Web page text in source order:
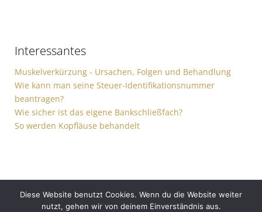
Interessantes
Muskelverkürzung - Ursachen, Folgen und Behandlung
Wie kann man seine Steuer-Identifikationsnummer
beantragen?
Wie sicher ist das eigene Bankschließfach?
So werden Kopfläuse behandelt
Diese Website benutzt Cookies. Wenn du die Website weiter
nutzt, gehen wir von deinem Einverständnis aus.